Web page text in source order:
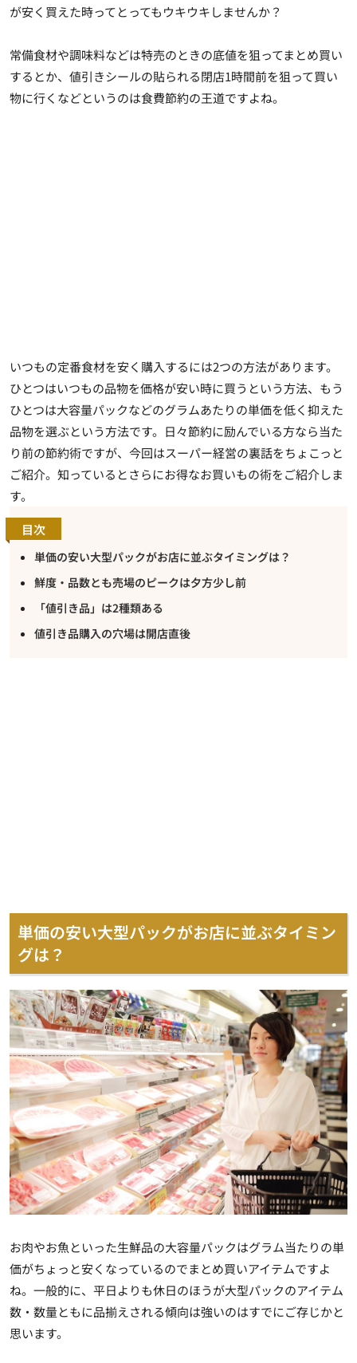
が安く買えた時ってとってもウキウキしませんか？
常備食材や調味料などは特売のときの底値を狙ってまとめ買い
するとか、値引きシールの貼られる閉店1時間前を狙って買い
物に行くなどというのは食費節約の王道ですよね。
いつもの定番食材を安く購入するには2つの方法があります。
ひとつはいつもの品物を価格が安い時に買うという方法、もう
ひとつは大容量パックなどのグラムあたりの単価を低く抑えた
品物を選ぶという方法です。日々節約に励んでいる方なら当た
り前の節約術ですが、今回はスーパー経営の裏話をちょこっと
ご紹介。知っているとさらにお得なお買いもの術をご紹介しま
す。
目次
単価の安い大型パックがお店に並ぶタイミングは？
鮮度・品数とも売場のピークは夕方少し前
「値引き品」は2種類ある
値引き品購入の穴場は開店直後
単価の安い大型パックがお店に並ぶタイミン
グは？
お肉やお魚といった生鮮品の大容量パックはグラム当たりの単
価がちょっと安くなっているのでまとめ買いアイテムですよ
ね。一般的に、平日よりも休日のほうが大型パックのアイテム
数・数量ともに品揃えされる傾向は強いのはすでにご存じかと
思います。